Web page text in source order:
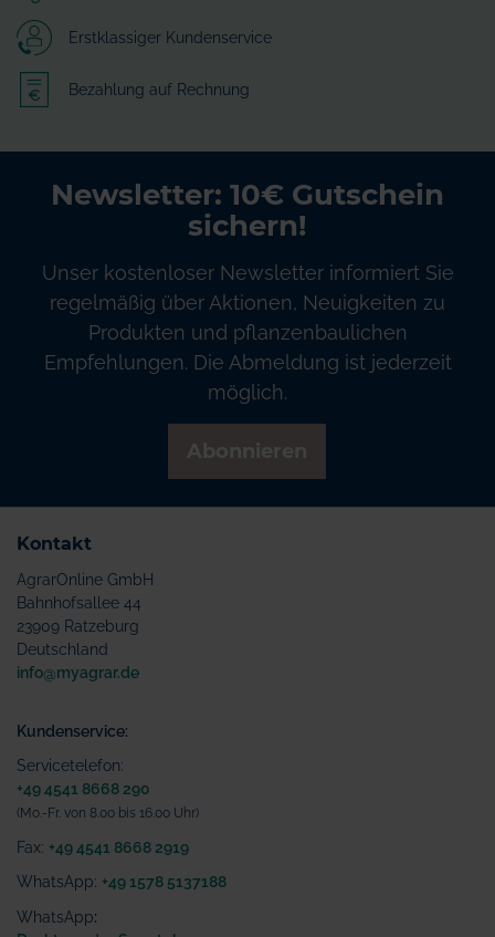
Erstklassiger Kundenservice
Bezahlung auf Rechnung
Newsletter: 10€ Gutschein
sichern!
Unser kostenloser Newsletter informiert Sie
regelmäßig über Aktionen, Neuigkeiten zu
Produkten und pflanzenbaulichen
Empfehlungen. Die Abmeldung ist jederzeit
möglich.
Kontakt
AgrarOnline GmbH
Bahnhofsallee 44
23909 Ratzeburg
Deutschland
info@myagrar.de
Kundenservice:
Servicetelefon:
+49 4541 8668 290
(Mo.-Fr. von 8.00 bis 16.00 Uhr)
Fax: +49 4541 8668 2919
WhatsApp: +49 1578 5137188
WhatsApp: